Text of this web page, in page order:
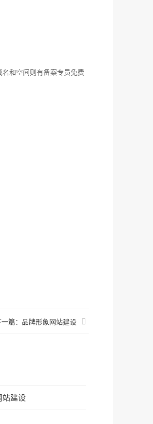
和空间则有备案专员免费
篇： 品牌形象网站建设
站建设